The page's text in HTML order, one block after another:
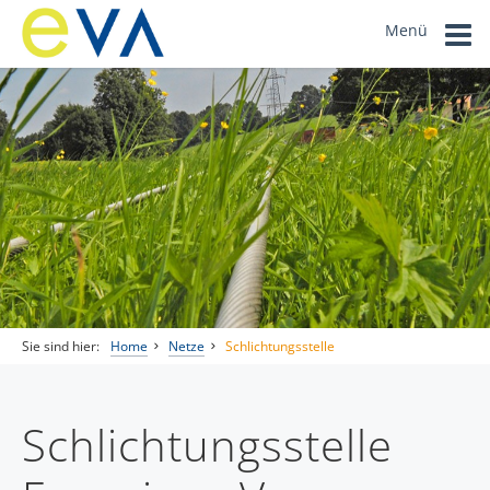
Menü
Sie sind hier: Home Netze Schlichtungsstelle
Schlichtungsstelle